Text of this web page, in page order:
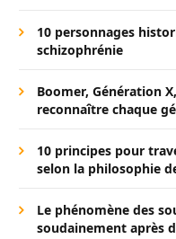
10 personnages
schizophrénie
Boomer, Génération
reconnaître chaque
10 principes pour
selon la philosophie
Le phénomène des
soudainement après